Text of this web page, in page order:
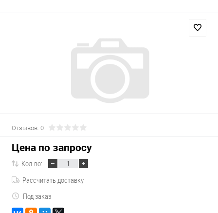
Отзывов: 0
Цена по запросу
Кол-во:
Рассчитать доставку
Под заказ